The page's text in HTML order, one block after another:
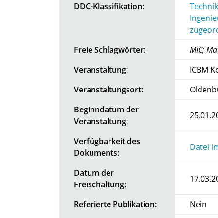
DDC-Klassifikation:
Freie Schlagwörter:
MIC;
Veranstaltung:
ICBM
Veranstaltungsort:
Beginndatum der
Veranstaltung:
Verfügbarkeit des
Dokuments:
Datei
Datum der
Freischaltung:
Referierte Publikation:
Nein